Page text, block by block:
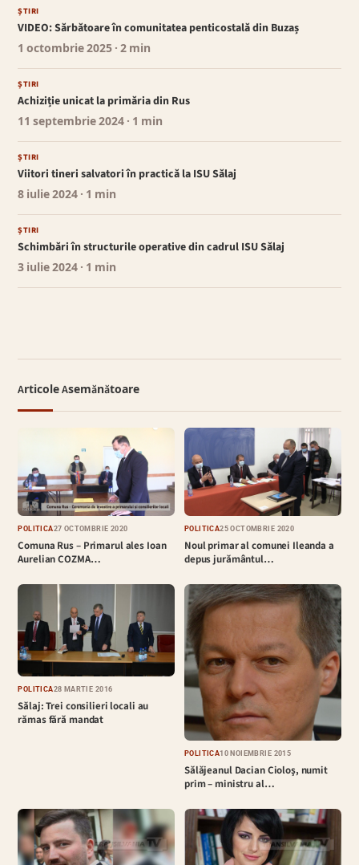
ȘTIRI
VIDEO: Sărbătoare în comunitatea penticostală din Buzaș
1 octombrie 2025 · 2 min
ȘTIRI
Achiziție unicat la primăria din Rus
11 septembrie 2024 · 1 min
ȘTIRI
Viitori tineri salvatori în practică la ISU Sălaj
8 iulie 2024 · 1 min
ȘTIRI
Schimbări în structurile operative din cadrul ISU Sălaj
3 iulie 2024 · 1 min
Articole Asemănătoare
POLITICĂ27 OCTOMBRIE 2020
Comuna Rus – Primarul ales Ioan
Aurelian COZMA…
POLITICĂ25 OCTOMBRIE 2020
Noul primar al comunei Ileanda a
depus jurământul…
POLITICĂ28 MARTIE 2016
Sălaj: Trei consilieri locali au
rămas fără mandat
POLITICĂ10 NOIEMBRIE 2015
Sălăjeanul Dacian Cioloş, numit
prim – ministru al…